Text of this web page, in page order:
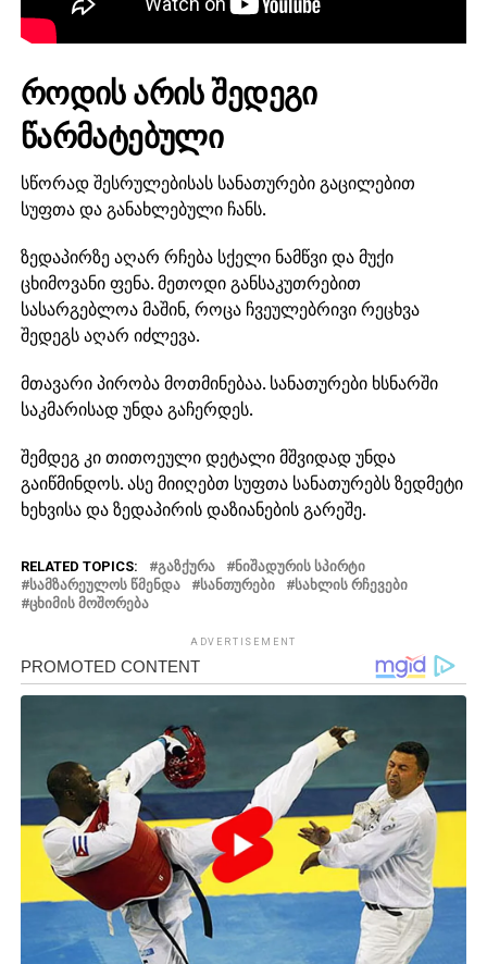
როდის არის შედეგი
წარმატებული
სწორად შესრულებისას სანათურები გაცილებით
სუფთა და განახლებული ჩანს.
ზედაპირზე აღარ რჩება სქელი ნამწვი და მუქი
ცხიმოვანი ფენა. მეთოდი განსაკუთრებით
სასარგებლოა მაშინ, როცა ჩვეულებრივი რეცხვა
შედეგს აღარ იძლევა.
მთავარი პირობა მოთმინებაა. სანათურები ხსნარში
საკმარისად უნდა გაჩერდეს.
შემდეგ კი თითოეული დეტალი მშვიდად უნდა
გაიწმინდოს. ასე მიიღებთ სუფთა სანათურებს ზედმეტი
ხეხვისა და ზედაპირის დაზიანების გარეშე.
RELATED TOPICS: ᲒᲐᲖᲥᲣᲠᲐ
ᲜᲘᲨᲐᲓᲣᲠᲘᲡ ᲡᲞᲘᲠᲢᲘ
ᲡᲐᲛᲖᲐᲠᲔᲣᲚᲝᲡ ᲬᲛᲔᲜᲓᲐ
ᲡᲐᲜᲗᲣᲠᲔᲑᲘ
ᲡᲐᲮᲚᲘᲡ ᲠᲩᲔᲕᲔᲑᲘ
ᲪᲮᲘᲛᲘᲡ ᲛᲝᲨᲝᲠᲔᲑᲐ
ADVERTISEMENT